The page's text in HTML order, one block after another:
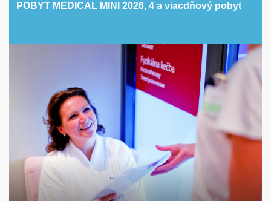
POBYT MEDICAL MINI 2026, 4 a viacdňový pobyt